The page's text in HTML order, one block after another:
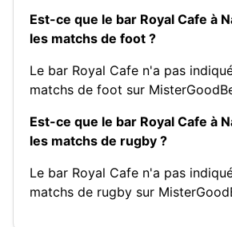
Est-ce que le bar Royal Cafe à
les matchs de foot ?
Le bar Royal Cafe n'a pas
matchs de foot sur
Est-ce que le bar Royal Cafe à
les matchs de rugby ?
Le bar Royal Cafe n'a pas
matchs de rugby sur